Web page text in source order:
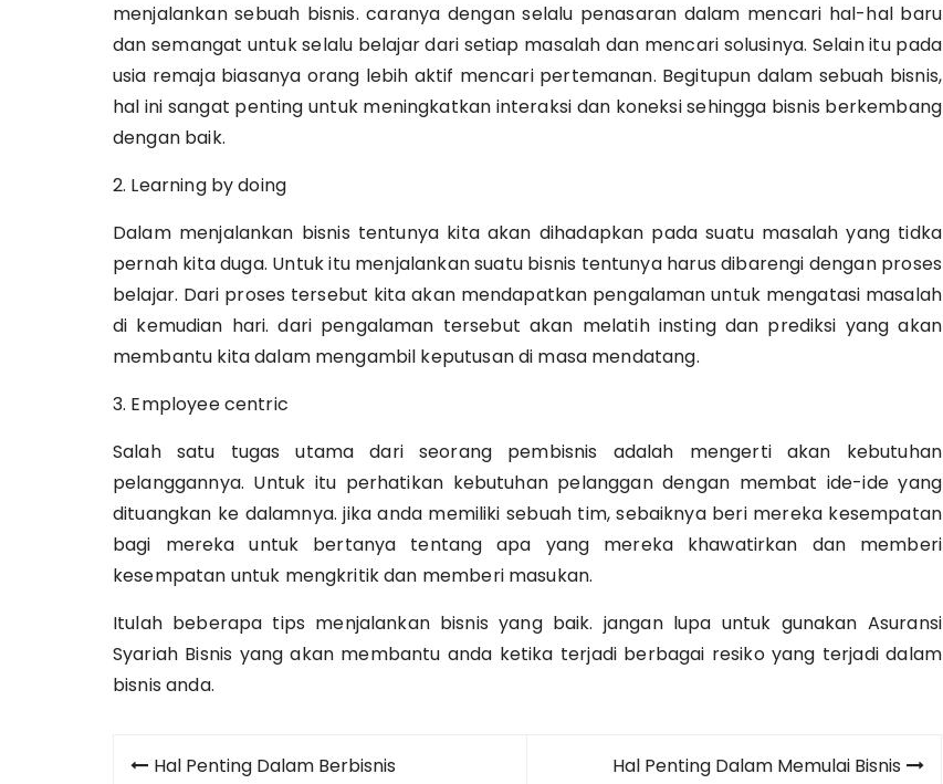
menjalankan sebuah bisnis. caranya dengan selalu penasaran dalam mencari hal-hal baru
dan semangat untuk selalu belajar dari setiap masalah dan mencari solusinya. Selain itu pada
usia remaja biasanya orang lebih aktif mencari pertemanan. Begitupun dalam sebuah bisnis,
hal ini sangat penting untuk meningkatkan interaksi dan koneksi sehingga bisnis berkembang
dengan baik.
2. Learning by doing
Dalam menjalankan bisnis tentunya kita akan dihadapkan pada suatu masalah yang tidka
pernah kita duga. Untuk itu menjalankan suatu bisnis tentunya harus dibarengi dengan proses
belajar. Dari proses tersebut kita akan mendapatkan pengalaman untuk mengatasi masalah
di kemudian hari. dari pengalaman tersebut akan melatih insting dan prediksi yang akan
membantu kita dalam mengambil keputusan di masa mendatang.
3. Employee centric
Salah satu tugas utama dari seorang pembisnis adalah mengerti akan kebutuhan
pelanggannya. Untuk itu perhatikan kebutuhan pelanggan dengan membat ide-ide yang
dituangkan ke dalamnya. jika anda memiliki sebuah tim, sebaiknya beri mereka kesempatan
bagi mereka untuk bertanya tentang apa yang mereka khawatirkan dan memberi
kesempatan untuk mengkritik dan memberi masukan.
Itulah beberapa tips menjalankan bisnis yang baik. jangan lupa untuk gunakan Asuransi
Syariah Bisnis yang akan membantu anda ketika terjadi berbagai resiko yang terjadi dalam
bisnis anda.
PostHal Penting Dalam Berbisnis Hal Penting Dalam Memulai Bisnis